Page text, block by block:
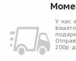
У нас
200р.